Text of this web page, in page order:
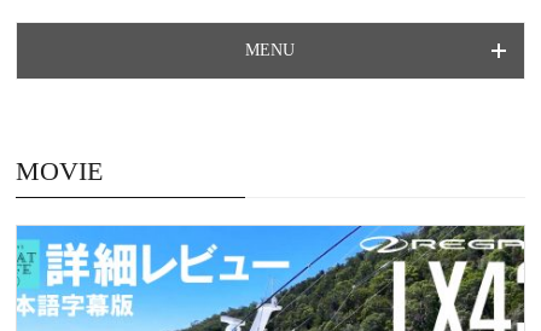
MENU
MOVIE